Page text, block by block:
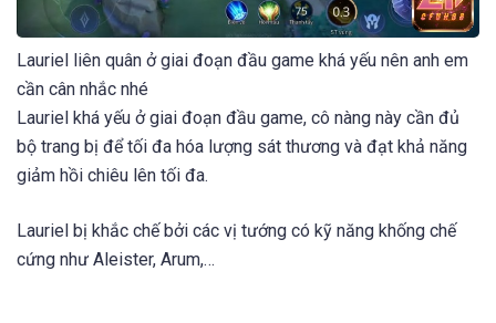
Lauriel liên quân ở giai đoạn đầu game khá yếu nên anh em
cần cân nhắc nhé
Lauriel khá yếu ở giai đoạn đầu game, cô nàng này cần đủ
bộ trang bị để tối đa hóa lượng sát thương và đạt khả năng
giảm hồi chiêu lên tối đa.
Lauriel bị khắc chế bởi các vị tướng có kỹ năng khống chế
cứng như Aleister, Arum,…